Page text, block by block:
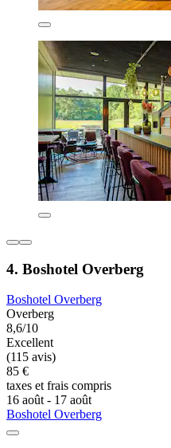
4. Boshotel Overberg
Boshotel Overberg
Overberg
8,6/10
Excellent
(115 avis)
85 €
taxes et frais compris
16 août - 17 août
Boshotel Overberg